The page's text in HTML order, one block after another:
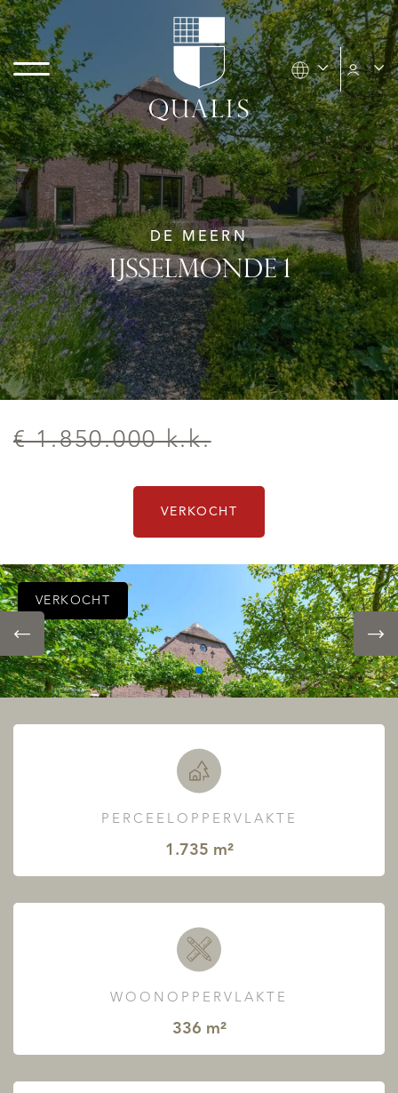
DE MEERN
IJSSELMONDE 1
€ 1.850.000 k.k.
VERKOCHT
VERKOCHT
PERCEELOPPERVLAKTE
1.735 m²
WOONOPPERVLAKTE
336 m²